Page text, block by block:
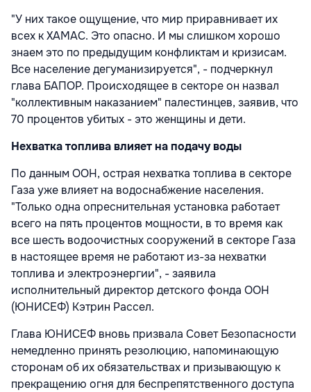
"У них такое ощущение, что мир приравнивает их
всех к ХАМАС. Это опасно. И мы слишком хорошо
знаем это по предыдущим конфликтам и кризисам.
Все население дегуманизируется", - подчеркнул
глава БАПОР. Происходящее в секторе он назвал
"коллективным наказанием" палестинцев, заявив, что
70 процентов убитых - это женщины и дети.
Нехватка топлива влияет на подачу воды
По данным ООН, острая нехватка топлива в секторе
Газа уже влияет на водоснабжение населения.
"Только одна опреснительная установка работает
всего на пять процентов мощности, в то время как
все шесть водоочистных сооружений в секторе Газа
в настоящее время не работают из-за нехватки
топлива и электроэнергии", - заявила
исполнительный директор детского фонда ООН
(ЮНИСЕФ) Кэтрин Рассел.
Глава ЮНИСЕФ вновь призвала Совет Безопасности
немедленно принять резолюцию, напоминающую
сторонам об их обязательствах и призывающую к
прекращению огня для беспрепятственного доступа